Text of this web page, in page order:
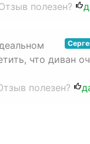
полезен?
что диван
полезен?